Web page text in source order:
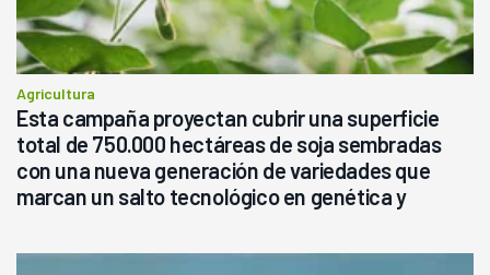
Agricultura
Esta campaña proyectan cubrir una superficie
total de 750.000 hectáreas de soja sembradas
con una nueva generación de variedades que
marcan un salto tecnológico en genética y